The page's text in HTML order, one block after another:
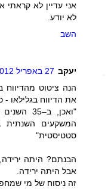
אני עדיין לא
לא יודע.
השב
יעקב 27 באפריל 2012 בשעה 1:39
הנה ציטוט
את הדיווח בגלילאו -
"ואכן,
המשקעים השנתית
סטטיסטית"
הבנתם? היתה
אבל היתה ירידה.
זה ניסוח של מי